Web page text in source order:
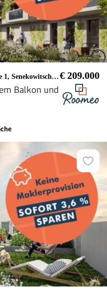
2 € 209.000
Balkon und